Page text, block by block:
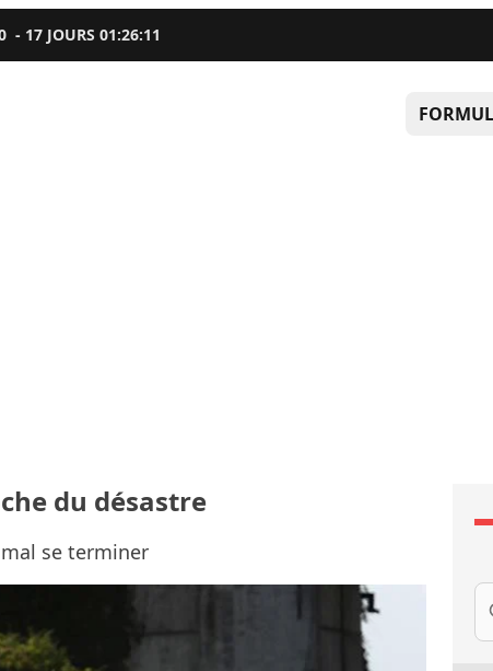
- 17 JOURS01:26:10
du désastre
se terminer